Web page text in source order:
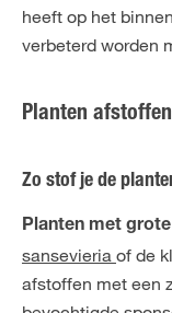
heeft op het
verbeterd worden
Planten afstoffen
Zo stof je de
Planten met
sansevieria of de
afstoffen met een